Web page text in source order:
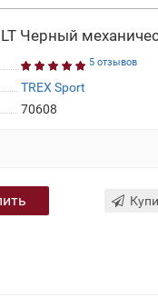
Черный
5 отзывов
TREX Sport
70608